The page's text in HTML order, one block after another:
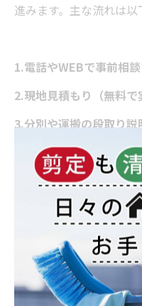
進みます。主な流れは以
1.電話やWEBで事前相談
2.現地見積もり（無料で
3.分別や運搬の段取り説
4.作業日当日にスタッフ
5.作業後、現地で料金
現地見積もりでは、品
最終的な費用が提示さ
日対応や早朝・夜間の作
多く、急ぎの依頼にも安